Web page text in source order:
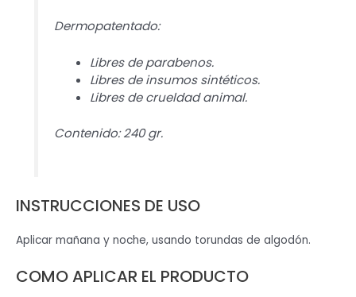
Dermopatentado:
Libres de parabenos.
Libres de insumos sintéticos.
Libres de crueldad animal.
Contenido: 240 gr.
INSTRUCCIONES DE USO
Aplicar mañana y noche, usando torundas de algodón.
COMO APLICAR EL PRODUCTO